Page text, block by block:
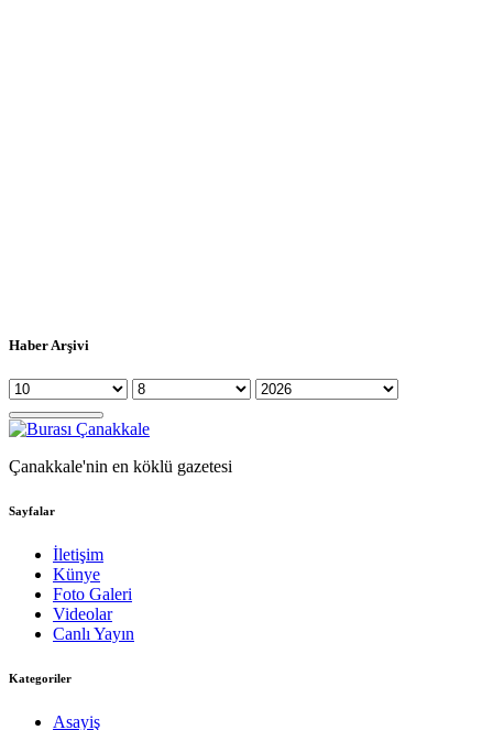
Haber Arşivi
Çanakkale'nin en köklü gazetesi
Sayfalar
İletişim
Künye
Foto Galeri
Videolar
Canlı Yayın
Kategoriler
Asayiş